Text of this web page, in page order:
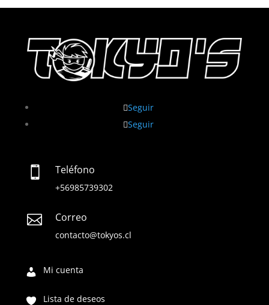
Seguir
Seguir
 Teléfono
+56985739302
 Correo
contacto@tokyos.cl
Mi cuenta
Lista de deseos